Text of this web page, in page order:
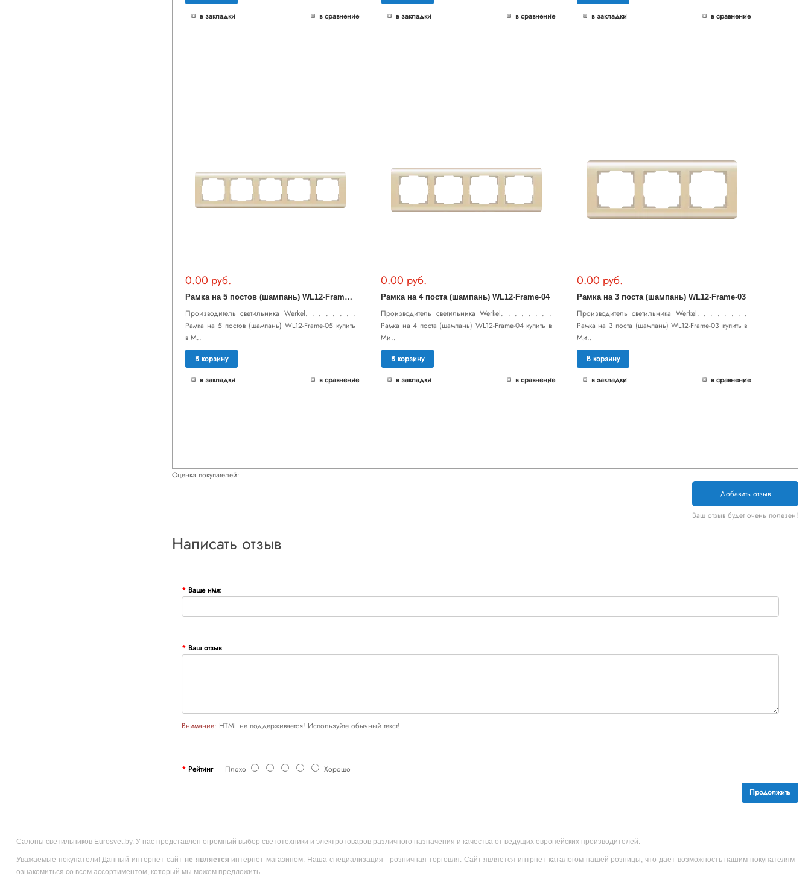
в закладки
в сравнение
в закладки
в сравнение
в закладки
в сравнение
0.00 руб.
Р
амка на 5 постов (шампань) WL12-Frame-05
Производитель светильника Werkel. . . . . . . .
Рамка на 5 постов (шампань) WL12-Frame-05 купить
в М..
В корзину
в закладки
в сравнение
0.00 руб.
Рамка на 4 поста (шампань) WL12-Frame-04
Производитель светильника Werkel. . . . . . . .
Рамка на 4 поста (шампань) WL12-Frame-04 купить в
Ми..
В корзину
в закладки
в сравнение
0.00 руб.
Рамка на 3 поста (шампань) WL12-Frame-03
Производитель светильника Werkel. . . . . . . .
Рамка на 3 поста (шампань) WL12-Frame-03 купить в
Ми..
В корзину
в закладки
в сравнение
Оценка покупателей:
Добавить отзыв
Ваш отзыв будет очень полезен!
Написать отзыв
Ваше имя:
Ваш отзыв
Внимание: HTML не поддерживается! Используйте обычный текст!
РейтингПлохо Хорошо
Продолжить
Салоны светильников Eurosvet.by. У нас представлен огромный выбор светотехники и электротоваров различного назначения и качества от ведущих европейских производителей.
Уважаемые покупатели! Данный интернет-сайт не является интернет-магазином. Наша специализация - розничная торговля. Сайт является интрнет-каталогом нашей розницы, что дает возможность нашим покупателям
ознакомиться со всем ассортиментом, который мы можем предложить.